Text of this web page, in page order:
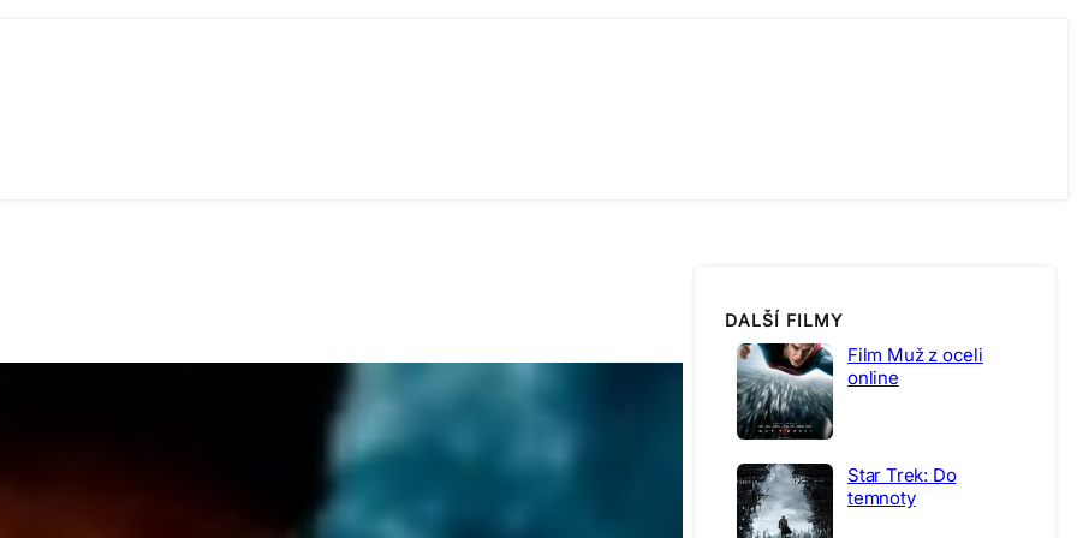
DALŠÍ FILMY
Film Muž z oceli
online
Star Trek: Do
temnoty